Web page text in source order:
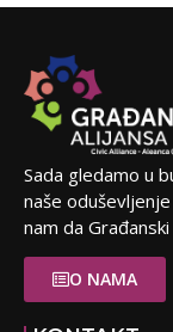
Sada gledamo u
naše
nam da
O NAMA